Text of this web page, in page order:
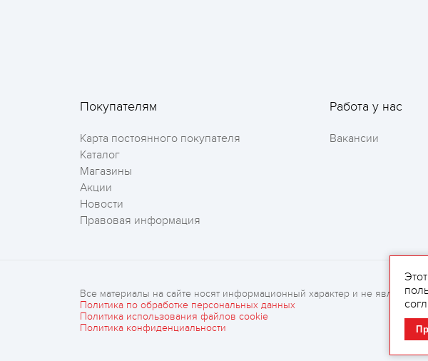
Оставить отзыв
Покупателям
Карта постоянного покупателя
Каталог
Магазины
Акции
Новости
Правовая информация
Работа у нас
Вакансии
Все материалы на сайте носят информационный характер и не являются
Политика по обработке персональных данных
Политика использования файлов cookie
Политика конфиденциальности